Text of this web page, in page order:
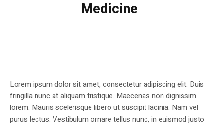
Medicine
Lorem ipsum dolor sit amet, consectetur adipiscing elit. Duis
fringilla nunc at aliquam tristique. Maecenas non dignissim
lorem. Mauris scelerisque libero ut suscipit lacinia. Nam vel
purus lectus. Vestibulum ornare tellus nunc, in euismod justo